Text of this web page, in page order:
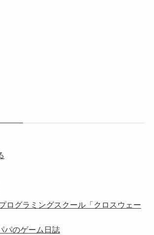
ログラミングスクール「クロスウェー
パのゲーム日誌